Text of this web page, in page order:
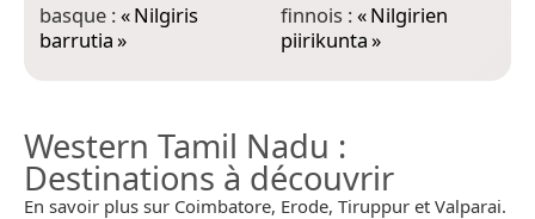
basque :«Nilgiris
barrutia»
finnois :«Nilgirien
piirikunta»
Western Tamil Nadu :
Destinations à découvrir
En savoir plus sur Coimbatore, Erode, Tiruppur et Valparai.